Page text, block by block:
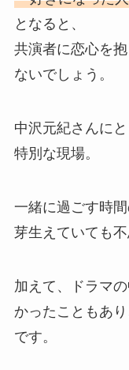
となると、
共演者に恋心を
ないでしょう。
中沢元紀さんに
特別な現場。
一緒に過ごす時
芽生えていても
加えて、ドラマ
かったこともあ
です。